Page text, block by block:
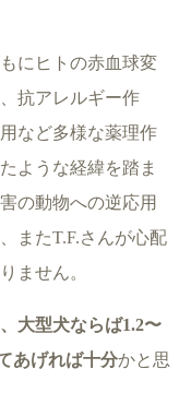
にヒトの赤血球変
抗アレルギー作
など多様な薬理作
ような経緯を踏ま
の動物への逆応用
またT.F.さんが心配
ません。
大型犬ならば1.2〜
あげれば十分かと思